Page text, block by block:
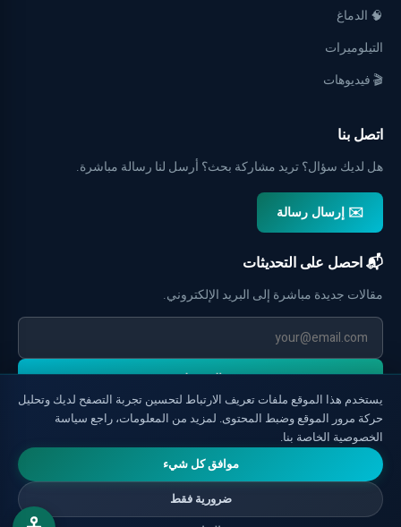
🧠 الدماغ
التيلوميرات
🎬 فيديوهات
اتصل بنا
هل لديك سؤال؟ تريد مشاركة بحث؟ أرسل لنا رسالة مباشرة.
✉️ إرسال رسالة
📬 احصل على التحديثات
مقالات جديدة مباشرة إلى البريد الإلكتروني.
التسجيل
يستخدم هذا الموقع ملفات تعريف الارتباط لتحسين تجربة التصفح لديك وتحليل
حركة مرور الموقع وضبط المحتوى. لمزيد من المعلومات، راجع سياسة
الخصوصية الخاصة بنا.
موافق كل شيء
ضرورية فقط